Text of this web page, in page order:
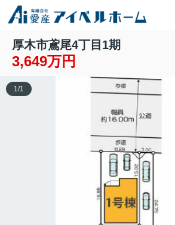
厚木市鳶尾4丁目1期
3,649万円
1/1